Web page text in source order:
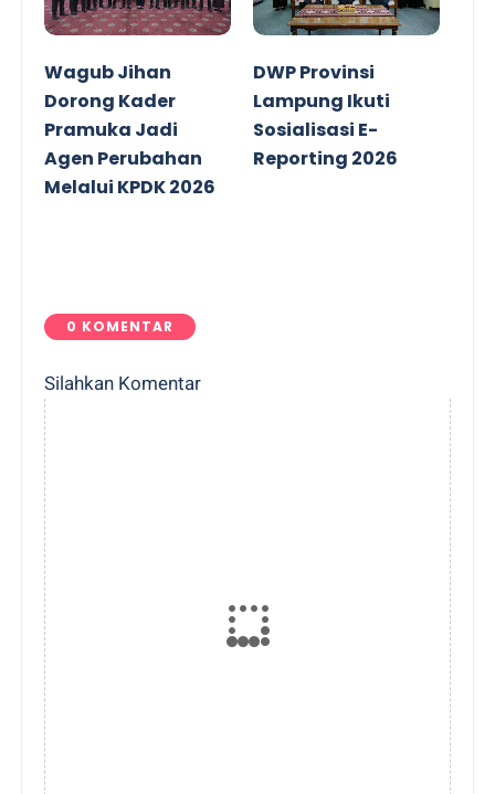
Wagub Jihan
Dorong Kader
Pramuka Jadi
Agen Perubahan
Melalui KPDK 2026
DWP Provinsi
Lampung Ikuti
Sosialisasi E-
Reporting 2026
0 KOMENTAR
Silahkan Komentar